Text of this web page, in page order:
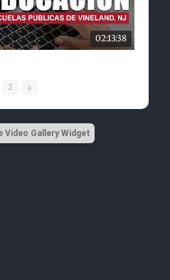
02:13:38
2
Video Gallery Widget